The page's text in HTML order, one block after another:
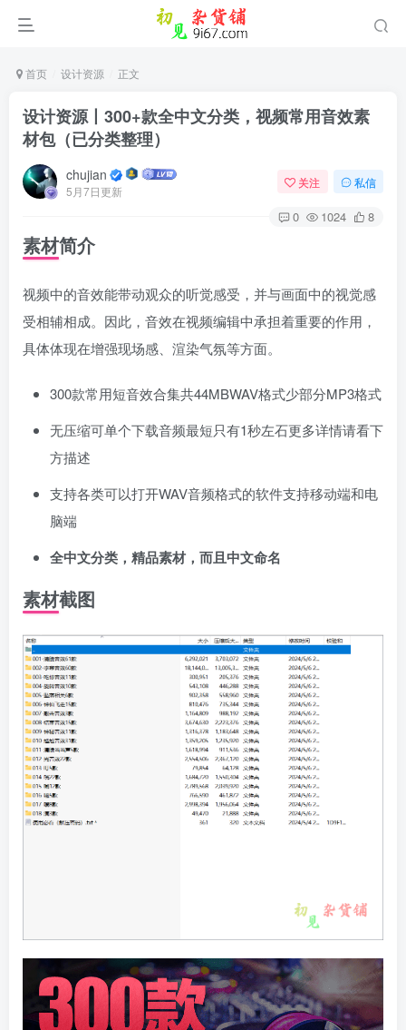
首页 设计资源 正文
设计资源丨300+款全中文分类，视频常用音效素
材包（已分类整理）
chujian
5月7日更新
关注 私信
0 1024 8
素材简介
视频中的音效能带动观众的听觉感受，并与画面中的视觉感
受相辅相成。因此，音效在视频编辑中承担着重要的作用，
具体体现在增强现场感、渲染气氛等方面。
300款常用短音效合集共44MBWAV格式少部分MP3格式
无压缩可单个下载音频最短只有1秒左石更多详情请看下
方描述
支持各类可以打开WAV音频格式的软件支持移动端和电
脑端
全中文分类，精品素材，而且中文命名
素材截图
登录
登录